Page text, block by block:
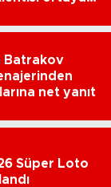
Batrakov
net yanıt
Süper Loto